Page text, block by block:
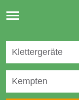
Toggle
navigation